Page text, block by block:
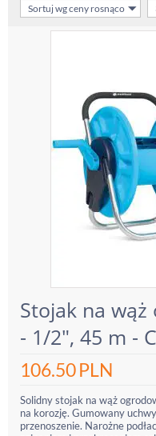
Sortuj wg ceny rosnąco
Stojak na wąż
- 1/2", 45 m -
106.50PLN
Solidny stojak na wąż
na korozję. Gumowany
przenoszenie. Narożne